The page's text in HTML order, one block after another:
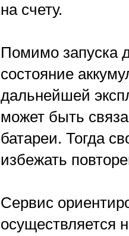
на счету.
Помимо запуска
состояние
дальнейшей
может быть
батареи. Тогда
избежать
Сервис
осуществляется